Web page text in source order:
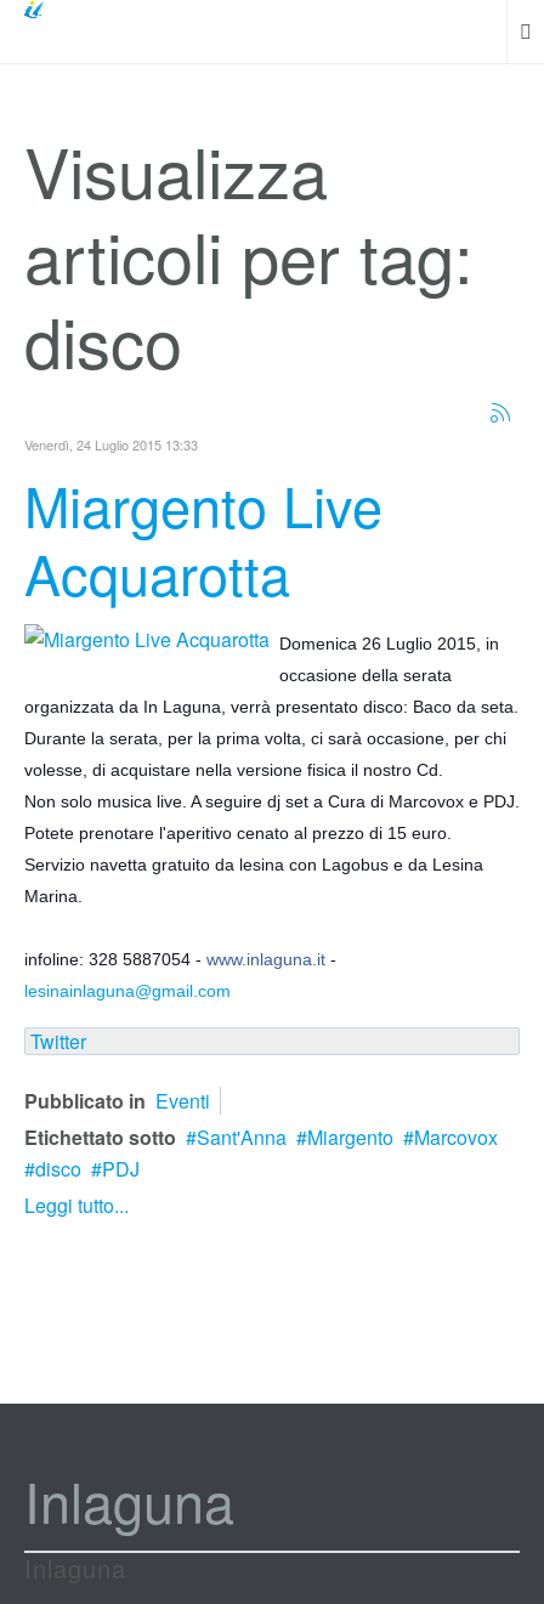
Visualizza
articoli per tag:
disco
Venerdì, 24 Luglio 2015 13:33
Miargento Live
Acquarotta
Domenica 26 Luglio 2015, in
occasione della serata
organizzata da In Laguna, verrà presentato disco: Baco da seta.
Durante la serata, per la prima volta, ci sarà occasione, per chi
volesse, di acquistare nella versione fisica il nostro Cd.
Non solo musica live. A seguire dj set a Cura di Marcovox e PDJ.
Potete prenotare l'aperitivo cenato al prezzo di 15 euro.
Servizio navetta gratuito da lesina con Lagobus e da Lesina
Marina.
infoline: 328 5887054 - www.inlaguna.it -
lesinainlaguna@gmail.com
Twitter
Pubblicato in Eventi
Etichettato sotto
Sant'Anna Miargento
Marcovox
disco
PDJ
Leggi tutto...
Inlaguna